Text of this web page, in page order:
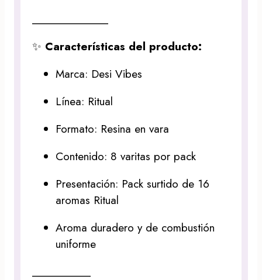
_____________
✨ Características del producto:
Marca: Desi Vibes
Línea: Ritual
Formato: Resina en vara
Contenido: 8 varitas por pack
Presentación: Pack surtido de 16
aromas Ritual
Aroma duradero y de combustión
uniforme
__________